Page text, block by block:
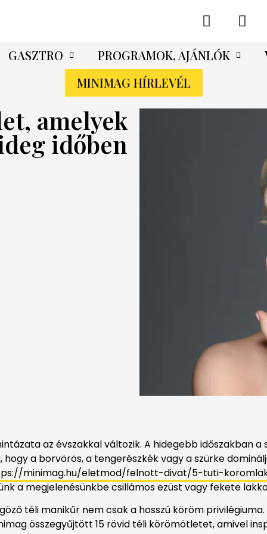
GASZTRO PROGRAMOK, AJÁNLÓK
MINIMAG HÍRLEVÉL
amelyek
időben
az évszakkal változik. A hidegebb időszakban
a borvörös, a tengerészkék vagy a szürke
minimag.hu/eletmod/felnott-divat/5-tuti-
a megjelenésünkbe csillámos ezüst vagy fekete
téli manikűr nem csak a hosszú köröm
összegyűjtött 15 rövid téli körömötletet, amivel